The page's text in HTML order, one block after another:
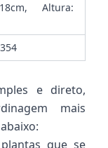
Altura:
e direto,
mais
que se